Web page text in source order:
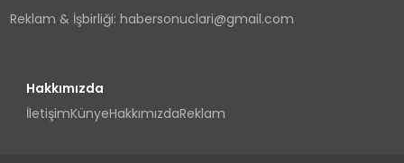
Reklam & İşbirliği:habersonuclari@gmail.com
Hakkımızda
İletişimKünyeHakkımızdaReklam